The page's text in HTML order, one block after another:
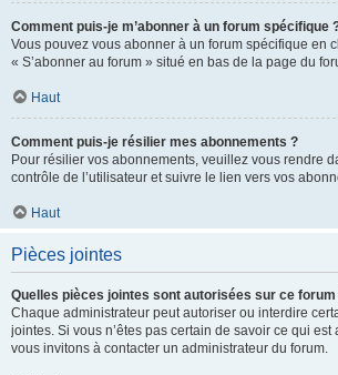
Comment puis-je m’abonner à un forum spécifique
Vous pouvez vous abonner à un forum spécifique en
« S’abonner au forum » situé en bas de la page du
Haut
Comment puis-je résilier mes abonnements ?
Pour résilier vos abonnements, veuillez vous rendre
contrôle de l’utilisateur et suivre le lien vers vos
Haut
Pièces jointes
Quelles pièces jointes sont autorisées sur ce forum
Chaque administrateur peut autoriser ou interdire
jointes. Si vous n’êtes pas certain de savoir ce qui
vous invitons à contacter un administrateur du forum.